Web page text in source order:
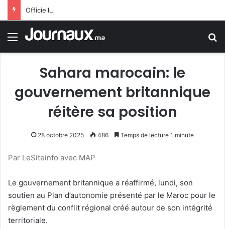
Menu
Sahara marocain: le
gouvernement britannique
réitère sa position
28 octobre 2025 486 Temps de lecture 1 minute
Par LeSiteinfo avec MAP
Le gouvernement britannique a réaffirmé, lundi, son
soutien au Plan d’autonomie présenté par le Maroc pour le
règlement du conflit régional créé autour de son intégrité
territoriale.